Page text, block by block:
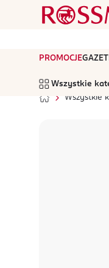
PROMOCJE
Wszystkie
Wszystkie